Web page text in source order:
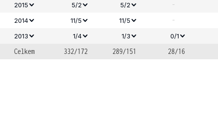
2015
5/2 5/2 -
2014 11/5 11/5 -
2013 1/4 1/3 0/1
Celkem 332/172 289/151 28/16